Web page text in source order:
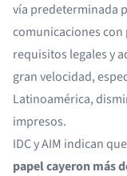
vía predeterminada
comunicaciones
requisitos legales y
gran velocidad,
Latinoamérica,
impresos.
IDC y AIM indican que
papel cayeron más